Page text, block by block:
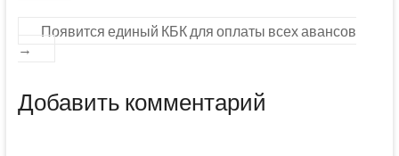
Появится единый КБК для оплаты всех авансов
→
Добавить комментарий